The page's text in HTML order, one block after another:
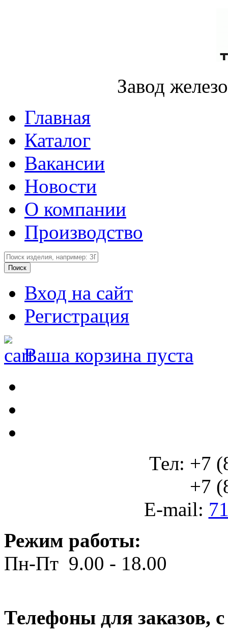
Завод
Главная
Каталог
Вакансии
Новости
О компании
Производство
Вход на сайт
Регистрация
Ваша корзина пуста
Тел: +7
+7
E-mail:
Режим работы:
Пн-Пт 9.00 - 18.00
Телефоны для заказов,